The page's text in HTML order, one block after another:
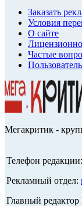
Заказать
Условия
О сайте
Частые
Мегакритик -
Телефон
Рекламный отдел:
Главный